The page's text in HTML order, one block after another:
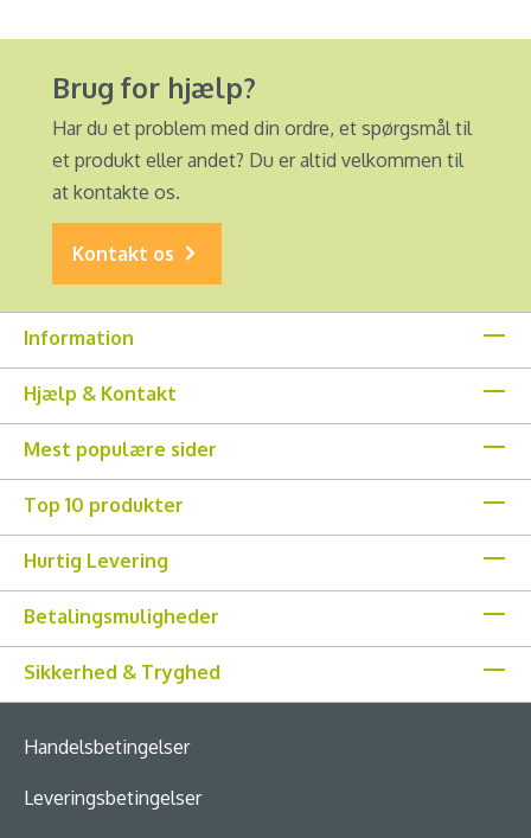
Brug for hjælp?
Har du et problem med din ordre, et spørgsmål til
et produkt eller andet? Du er altid velkommen til
at kontakte os.
Kontakt os
Information
Hjælp & Kontakt
Mest populære sider
Top 10 produkter
Hurtig Levering
Betalingsmuligheder
Sikkerhed & Tryghed
Handelsbetingelser
Leveringsbetingelser